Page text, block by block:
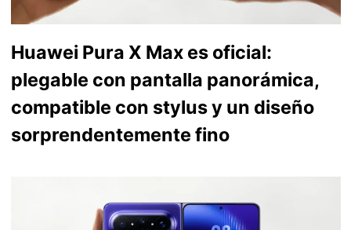
Huawei Pura X Max es oficial:
plegable con pantalla panorámica,
compatible con stylus y un diseño
sorprendentemente fino